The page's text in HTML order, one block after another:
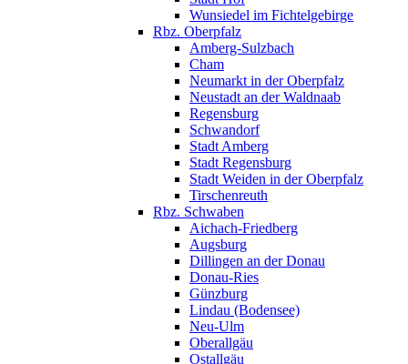
Wunsiedel im Fichtelgebirge
Rbz. Oberpfalz
Amberg-Sulzbach
Cham
Neumarkt in der Oberpfalz
Neustadt an der Waldnaab
Regensburg
Schwandorf
Stadt Amberg
Stadt Regensburg
Stadt Weiden in der Oberpfalz
Tirschenreuth
Rbz. Schwaben
Aichach-Friedberg
Augsburg
Dillingen an der Donau
Donau-Ries
Günzburg
Lindau (Bodensee)
Neu-Ulm
Oberallgäu
Ostallgäu